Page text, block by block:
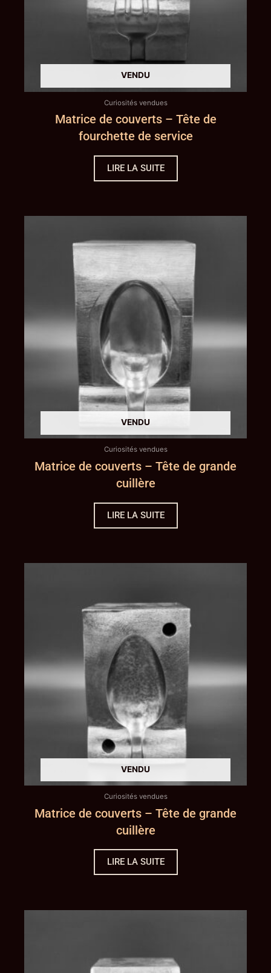
Curiosités vendues
Matrice de couverts – Tête de
fourchette de service
LIRE LA SUITE
Curiosités vendues
Matrice de couverts – Tête de grande
cuillère
LIRE LA SUITE
Curiosités vendues
Matrice de couverts – Tête de grande
cuillère
LIRE LA SUITE